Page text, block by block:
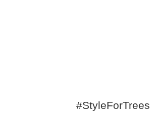
#StyleForTrees